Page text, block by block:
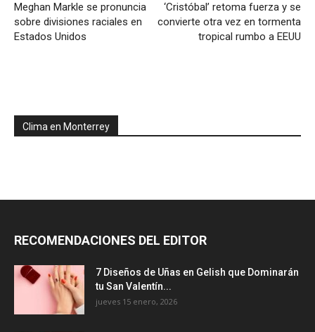
Meghan Markle se pronuncia
sobre divisiones raciales en
Estados Unidos
‘Cristóbal’ retoma fuerza y se
convierte otra vez en tormenta
tropical rumbo a EEUU
Clima en Monterrey
RECOMENDACIONES DEL EDITOR
7 Diseños de Uñas en Gelish que Dominarán
tu San Valentín...
jueves 15 enero, 2026